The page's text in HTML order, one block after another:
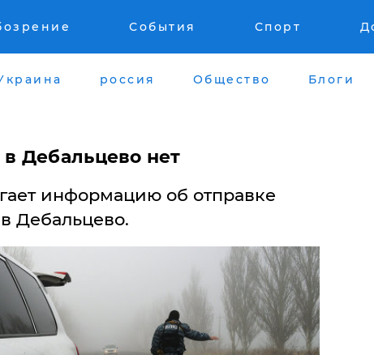
События Спорт
россия Общество Блоги
Дебальцево нет
информацию об отправке
Дебальцево.